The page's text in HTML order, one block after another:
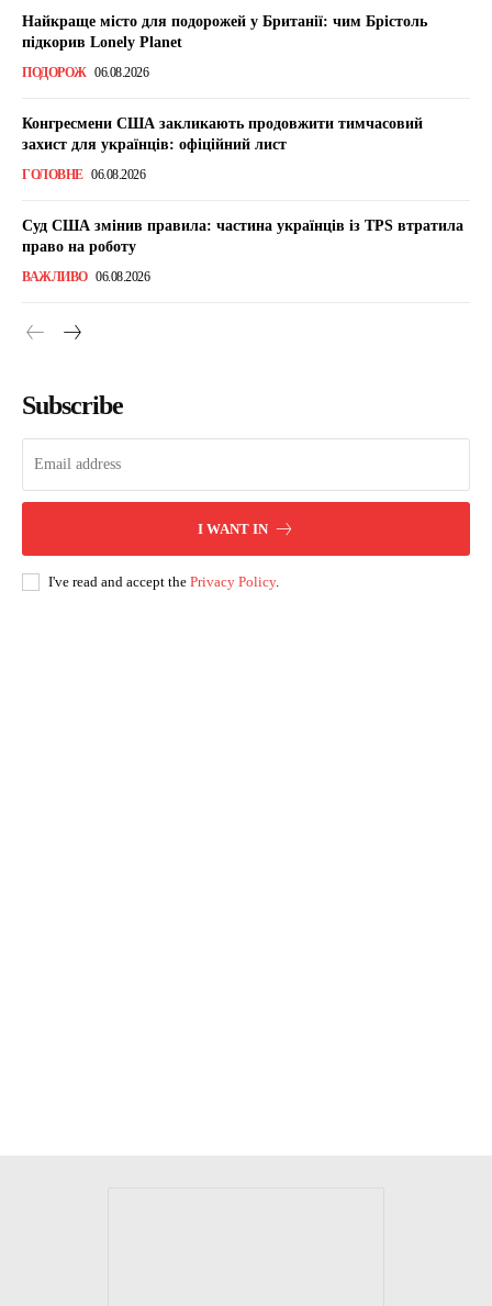
Найкраще місто для подорожей у Британії: чим Брістоль
підкорив Lonely Planet
ПОДОРОЖ 06.08.2026
Конгресмени США закликають продовжити тимчасовий
захист для українців: офіційний лист
ГОЛОВНЕ 06.08.2026
Суд США змінив правила: частина українців із TPS втратила
право на роботу
ВАЖЛИВО 06.08.2026
Subscribe
I WANT IN
I've read and accept the Privacy Policy.